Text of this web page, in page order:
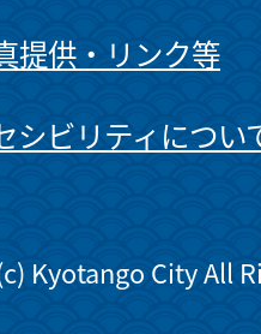
提供・リンク等
シビリティについ
Kyotango City All